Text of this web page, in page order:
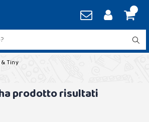
Tiny
prodotto risultati